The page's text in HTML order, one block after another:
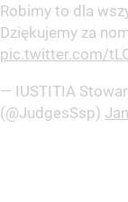
Robimy to dla
Dziękujemy za
pic.twitter.com/
— IUSTITIA
(@JudgesSsp)